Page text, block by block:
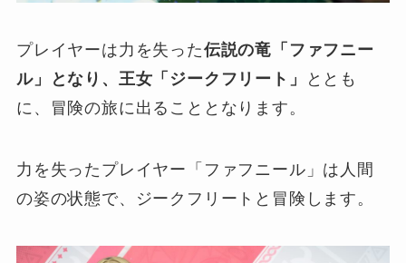
プレイヤーは力を失った伝説の竜「ファフニー
ル」となり、王女「ジークフリート」
ととも
に、冒険の旅に出ることとなります。
力を失ったプレイヤー「ファフニール」は人間
の姿の状態で、ジークフリートと冒険します。